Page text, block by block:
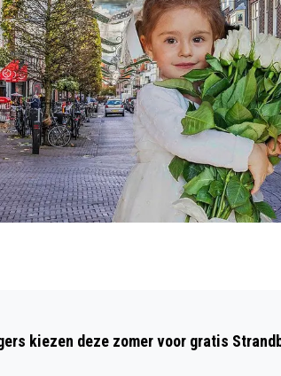
BESTAAN:
DE KUST IS
BENTON
kiezen deze zomer voor gratis